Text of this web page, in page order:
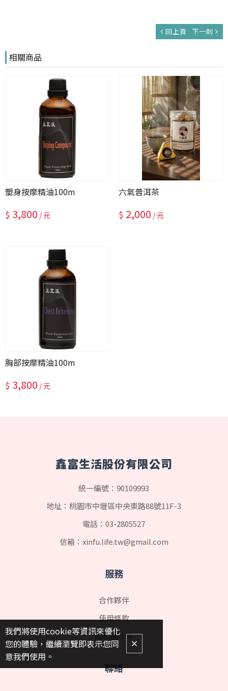
回上頁 下一則
相關商品
塑身按摩精油100m
$ 3,800 / 元
六氣普洱茶
$ 2,000 / 元
胸部按摩精油100m
$ 3,800 / 元
鑫富生活股份有限公司
統一編號：90109993
地址：桃園市中壢區中央東路88號11F-3
電話：03-2805527
信箱： xinfu.life.tw@gmail.com
服務
合作夥伴
使用條款
隱私權政策
聯絡
我們將使用cookie等資訊來優化
您的體驗，繼續瀏覽即表示您同
意我們使用。